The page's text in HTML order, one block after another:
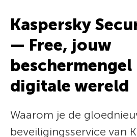
Kaspersky
— Free, jouw
beschermengel
digitale wereld
Waarom je de
beveiligingsservice van